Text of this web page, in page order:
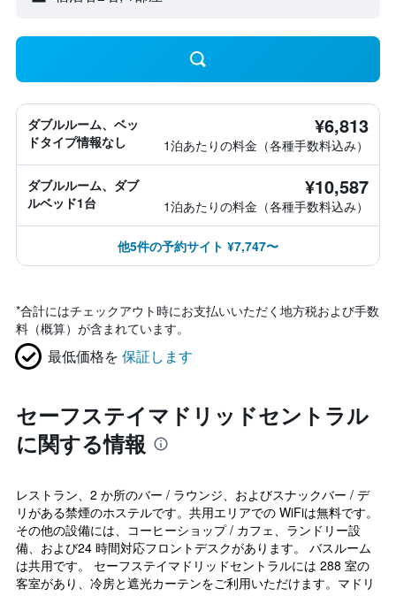
ダブルルーム、ベッ
ドタイプ情報なし
¥6,813
1泊あたりの料金（各種手数料込み）
ダブルルーム、ダブ
ルベッド1台
¥10,587
1泊あたりの料金（各種手数料込み）
他5件の予約サイト ¥7,747〜
*合計にはチェックアウト時にお支払いいただく地方税および手数
料（概算）が含まれています。
最低価格を 保証します
セーフステイマドリッドセントラル
に関する情報
レストラン、2 か所のバー / ラウンジ、およびスナックバー / デ
リがある禁煙のホステルです。共用エリアでの WiFiは無料です。
その他の設備には、コーヒーショップ / カフェ、ランドリー設
備、および24 時間対応フロントデスクがあります。 バスルーム
は共用です。 セーフステイマドリッドセントラルには 288 室の
客室があり、冷房と遮光カーテンをご利用いただけます。マドリ